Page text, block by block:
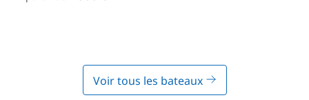
Voir tous les bateaux